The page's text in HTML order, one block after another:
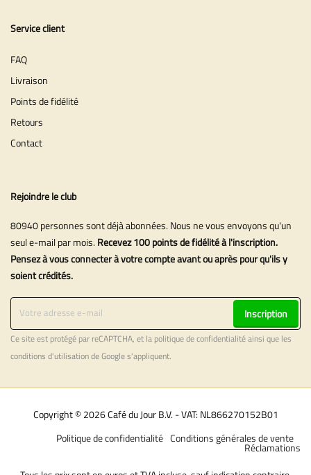
Service client
FAQ
Livraison
Points de fidélité
Retours
Contact
Rejoindre le club
80940 personnes sont déjà abonnées. Nous ne vous envoyons qu'un
seul e-mail par mois. Recevez 100 points de fidélité à l'inscription.
Pensez à vous connecter à votre compte avant ou après pour qu'ils y
soient crédités.
Inscription
Ce site est protégé par reCAPTCHA, et la politique de confidentialitéainsi que les
conditions d'utilisationde Google s'appliquent.
Copyright © 2026 Café du Jour B.V. - VAT: NL866270152B01
Conditions générales de vente
Politique de confidentialité
Réclamations